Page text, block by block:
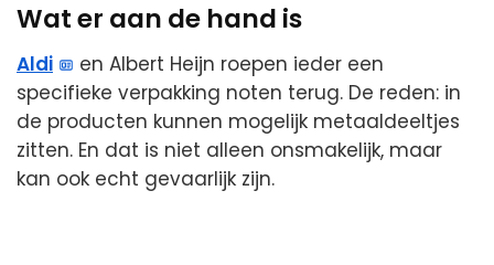
Wat er aan de hand is
Aldi
en Albert Heijn roepen ieder een
specifieke verpakking noten terug. De reden: in
de producten kunnen mogelijk metaaldeeltjes
zitten. En dat is niet alleen onsmakelijk, maar
kan ook echt gevaarlijk zijn.